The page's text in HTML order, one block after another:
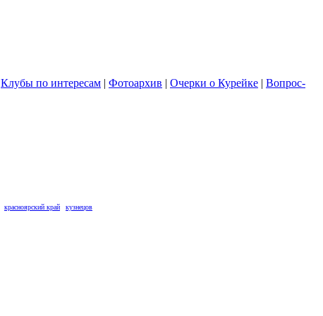
Клубы по интересам | Фотоархив | Очерки о Курейке | Вопрос-
красноярский край кузнецов